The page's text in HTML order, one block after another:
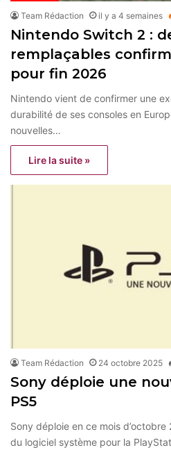
Team Rédaction il y a 4 semaines
Nintendo Switch 2 :
remplaçables
pour fin 2026
Nintendo vient de confirmer une
durabilité de ses consoles en
nouvelles…
Lire la suite »
Team Rédaction 24 octobre 2025
Sony déploie une
PS5
Sony déploie en ce mois
du logiciel système pour la